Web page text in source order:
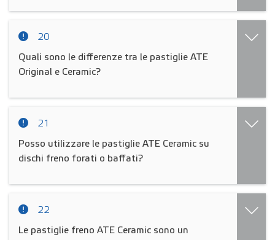
20
Quali sono le differenze tra le pastiglie ATE
Original e Ceramic?
21
Posso utilizzare le pastiglie ATE Ceramic su
dischi freno forati o baffati?
22
Le pastiglie freno ATE Ceramic sono un